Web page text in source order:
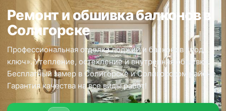
Ремонт и обшивка балконов в
Солигорске
Профессиональная отделка лоджий и балконов «под
ключ». Утепление, остекление и внутренняя обшивка.
Бесплатный замер в Солигорске и Солигорском районе.
Гарантия качества на все виды работ!